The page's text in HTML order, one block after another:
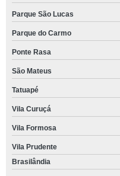
Parque São Lucas
Parque do Carmo
Ponte Rasa
São Mateus
Tatuapé
Vila Curuçá
Vila Formosa
Vila Prudente
Brasilândia